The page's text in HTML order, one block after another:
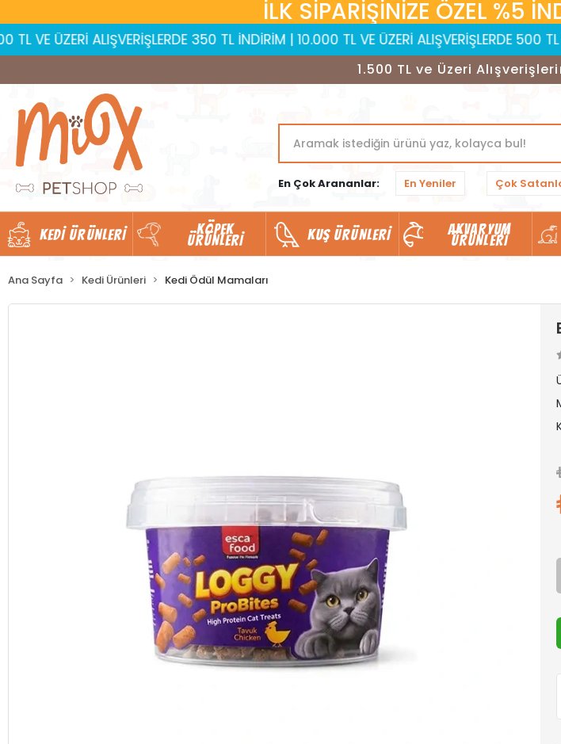
İLK SİPARİŞİNİZE ÖZEL %5
ALIŞVERİŞLERDE 350 TL İNDİRİM | 10.000 TL VE ÜZERİ ALIŞVERİŞLERDE 500 TL İNDİRİM!
1.500 TL ve Üzeri
En Çok Arananlar: En Yeniler Çok
KEDI ÜRÜNLERI KÖPEK
ÜRÜNLERI KUŞ ÜRÜNLERI AKVARYUM
ÜRÜNLERI
Ana Sayfa Kedi Ürünleri Kedi Ödül Mamaları